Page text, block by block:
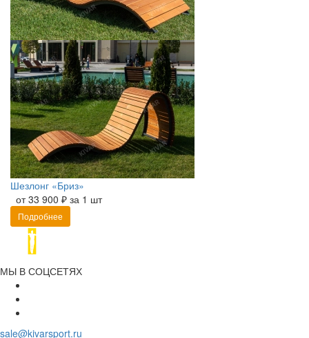
Шезлонг «Бриз»
от 33 900 ₽ за 1 шт
Подробнее
МЫ В СОЦСЕТЯХ
sale@kivarsport.ru